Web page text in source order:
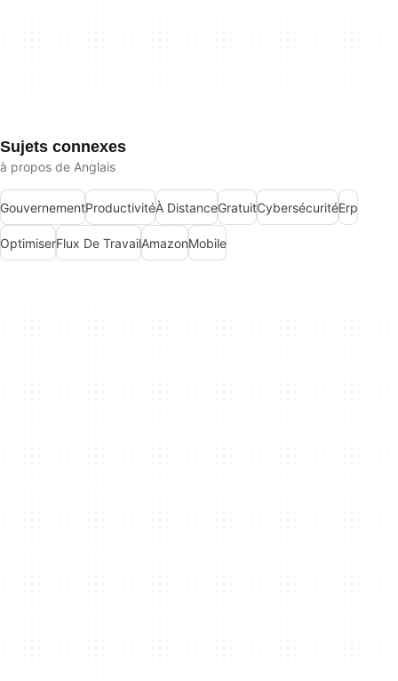
Sujets connexes
à propos de Anglais
GouvernementProductivitéÀ DistanceGratuitCybersécuritéErp
OptimiserFlux De TravailAmazonMobile